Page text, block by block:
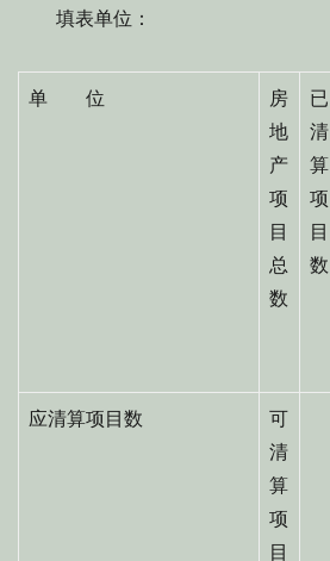
填表单位：
单 位
房
地
产
项
目
总
数
已
清
算
项
目
数
应清算项目数
可
清
算
项
目